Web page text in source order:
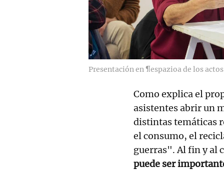
Presentación en ¶espazioa de los
Como explica el
asistentes abrir un
distintas temáticas
el consumo, el
guerras". Al fin y al
puede ser